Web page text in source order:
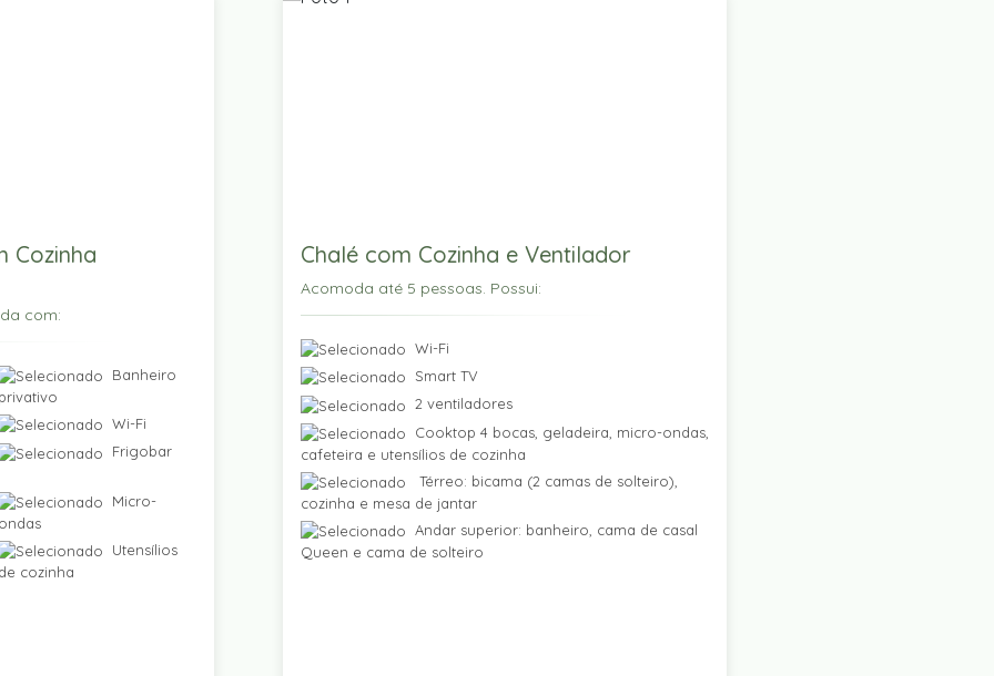
Cozinha
com:
Banheiro
privativo
Wi-Fi
Frigobar
Micro-
ondas
Utensílios
de cozinha
Chalé com Cozinha e Ventilador
Acomoda até 5 pessoas. Possui:
Wi-Fi
Smart TV
2 ventiladores
Cooktop 4 bocas, geladeira, micro-ondas,
cafeteira e utensílios de cozinha
Térreo: bicama (2 camas de solteiro),
cozinha e mesa de jantar
Andar superior: banheiro, cama de casal
Queen e cama de solteiro